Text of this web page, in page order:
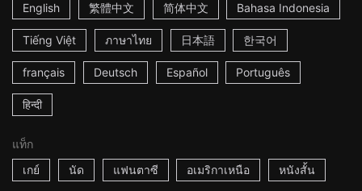
English
繁體中文 简体中文 Bahasa Indonesia
Tiếng Việt ภาษาไทย 日本語 한국어
français Deutsch Español Português
हिन्दी
แท็ก
เกย์
นัด แฟนตาซี อเมริกาเหนือ หนังสั้น